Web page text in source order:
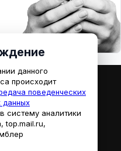
данного
происходит
поведенческих
данных
систему аналитики
top.mail.ru,